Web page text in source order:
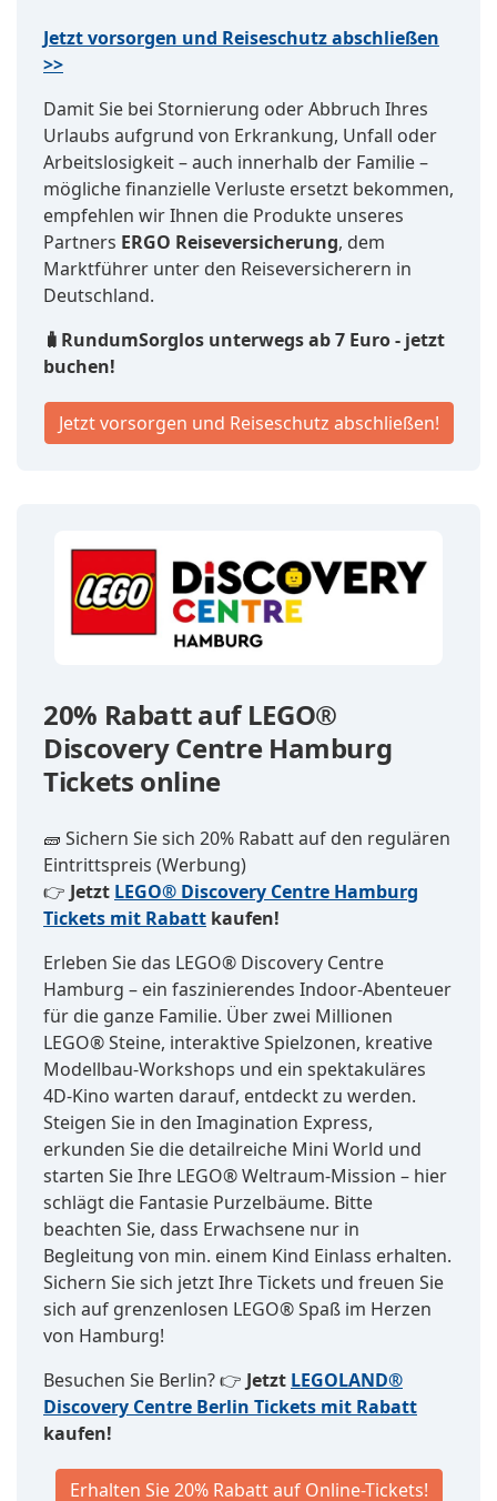
Jetzt vorsorgen und Reiseschutz abschließen
>>
Damit Sie bei Stornierung oder Abbruch Ihres
Urlaubs aufgrund von Erkrankung, Unfall oder
Arbeitslosigkeit – auch innerhalb der Familie –
mögliche finanzielle Verluste ersetzt bekommen,
empfehlen wir Ihnen die Produkte unseres
Partners ERGO Reiseversicherung, dem
Marktführer unter den Reiseversicherern in
Deutschland.
🧳RundumSorglos unterwegs ab 7 Euro - jetzt
buchen!
Jetzt vorsorgen und Reiseschutz abschließen!
20% Rabatt auf LEGO®
Discovery Centre Hamburg
Tickets online
🧱 Sichern Sie sich 20% Rabatt auf den regulären
Eintrittspreis (Werbung)
👉 Jetzt LEGO® Discovery Centre Hamburg
Tickets mit Rabatt kaufen!
Erleben Sie das LEGO® Discovery Centre
Hamburg – ein faszinierendes Indoor-Abenteuer
für die ganze Familie. Über zwei Millionen
LEGO® Steine, interaktive Spielzonen, kreative
Modellbau-Workshops und ein spektakuläres
4D-Kino warten darauf, entdeckt zu werden.
Steigen Sie in den Imagination Express,
erkunden Sie die detailreiche Mini World und
starten Sie Ihre LEGO® Weltraum-Mission – hier
schlägt die Fantasie Purzelbäume. Bitte
beachten Sie, dass Erwachsene nur in
Begleitung von min. einem Kind Einlass erhalten.
Sichern Sie sich jetzt Ihre Tickets und freuen Sie
sich auf grenzenlosen LEGO® Spaß im Herzen
von Hamburg!
Besuchen Sie Berlin? 👉 Jetzt LEGOLAND®
Discovery Centre Berlin Tickets mit Rabatt
kaufen!
Erhalten Sie 20% Rabatt auf Online-Tickets!